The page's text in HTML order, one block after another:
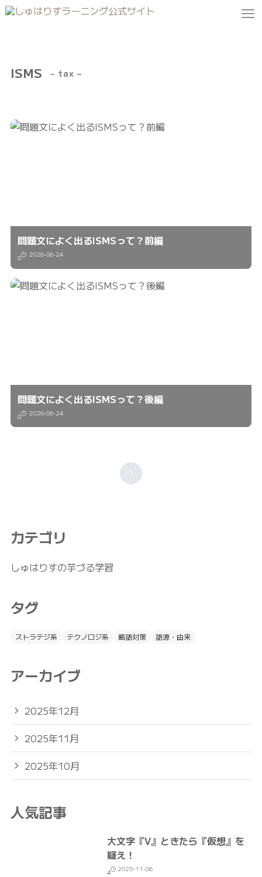
ISMS – tax –
問題文によく出るISMSって？前編
0 2026-06-24
問題文によく出るISMSって？後編
0 2026-06-24
1
カテゴリ
しゅはりすの芋づる学習
タグ
ストラテジ系 テクノロジ系 略語対策 語源・由来
アーカイブ
2025年12月
2025年11月
2025年10月
人気記事
大文字『V』ときたら『仮想』を
疑え！
4 2025-11-06